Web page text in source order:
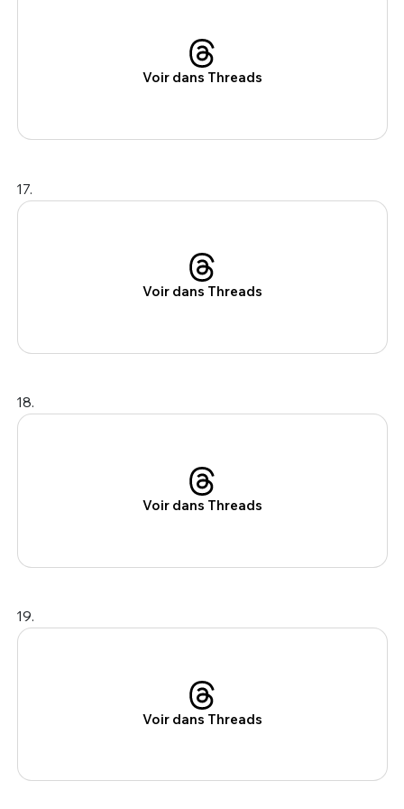
Voir dans Threads
17.
Voir dans Threads
18.
Voir dans Threads
19.
Voir dans Threads